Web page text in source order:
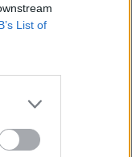
List of